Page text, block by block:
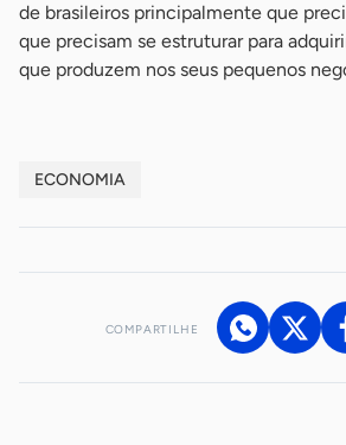
de brasileiros principalmente que
que precisam se estruturar para
que produzem nos seus pequenos
ECONOMIA
COMPARTILHE